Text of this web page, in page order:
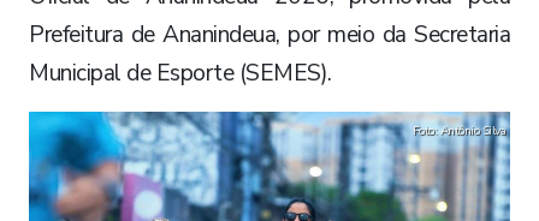
Prefeitura de Ananindeua, por meio da Secretaria
Municipal de Esporte (SEMES).
Foto: Antônio Silva